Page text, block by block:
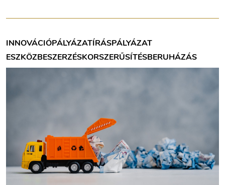
INNOVÁCIÓPÁLYÁZATÍRÁSPÁLYÁZAT
ESZKÖZBESZERZÉSKORSZERŰSÍTÉSBERUHÁZÁS